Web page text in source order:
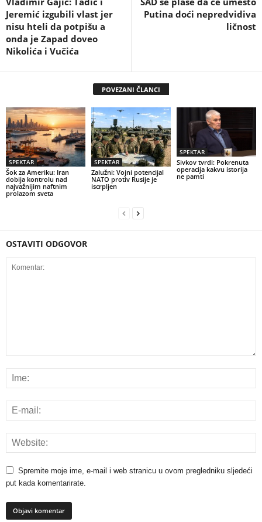
Jeremić izgubili vlast jer
nisu hteli da potpišu a
onda je Zapad doveo
Nikolića i Vučića
Putina doći nepredvidiva
ličnost
POVEZANI ČLANCI
SPEKTAR
Šok za Ameriku: Iran
dobija kontrolu nad
najvažnijim naftnim
prolazom sveta
SPEKTAR
Zalužni: Vojni potencijal
NATO protiv Rusije je
iscrpljen
SPEKTAR
Sivkov tvrdi: Pokrenuta
operacija kakvu istorija
ne pamti
OSTAVITI ODGOVOR
Spremite moje ime, e-mail i web stranicu u ovom pregledniku sljedeći
put kada komentarirate.